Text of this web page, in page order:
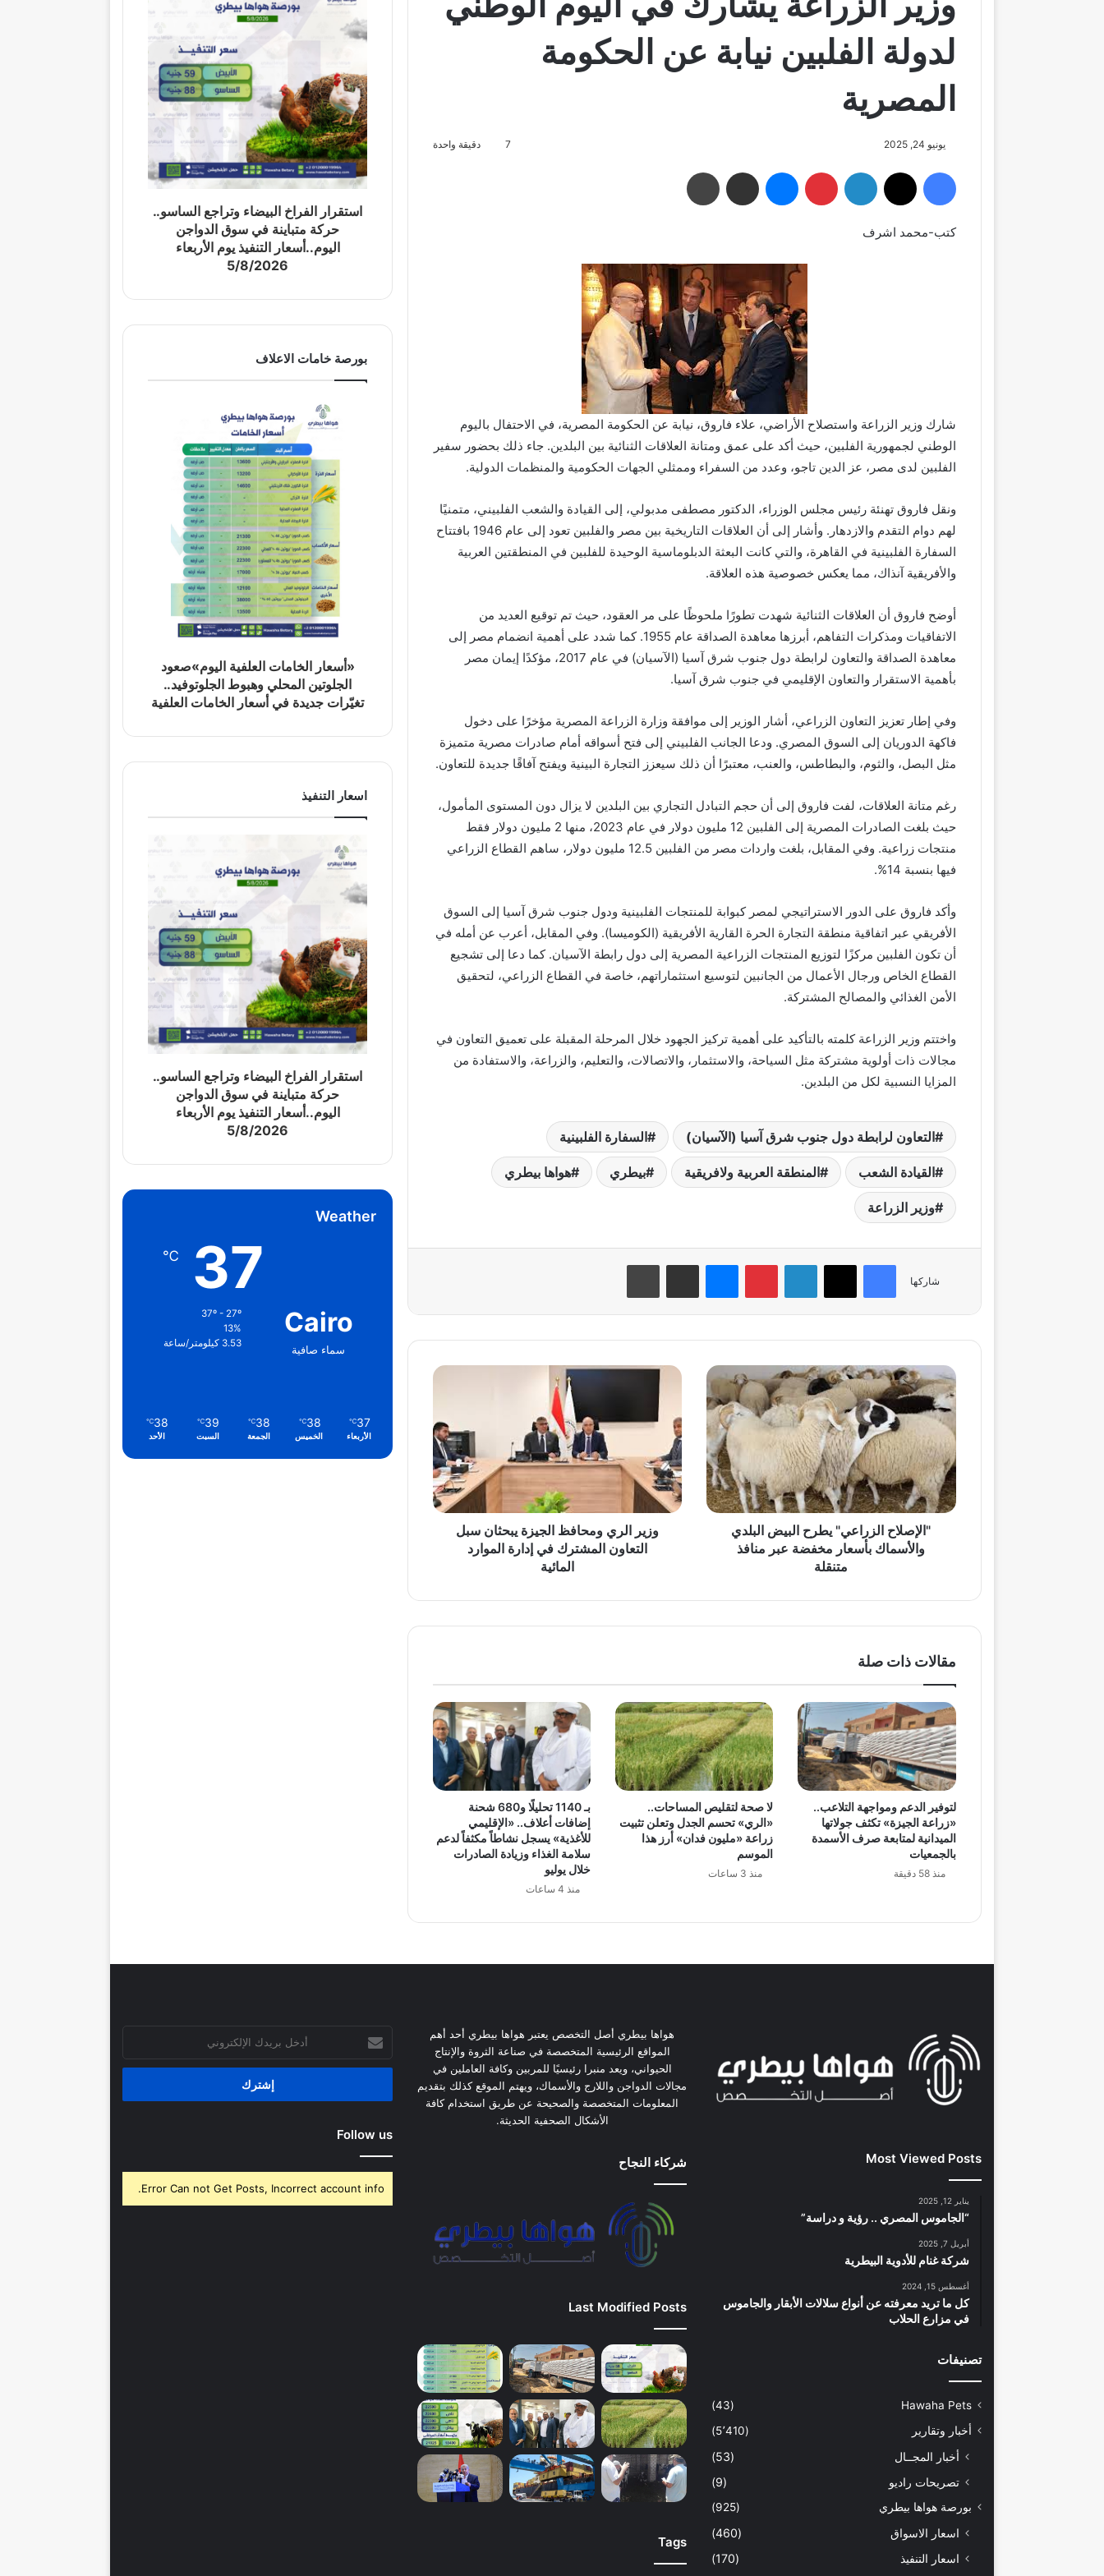
لدولة الفلبين نيابة عن الحكومة
المصرية
يونيو 24, 2025 7 دقيقة واحدة
فيسبوك لينكدإن بينتيريست ماسنجر مشاركة عبر البريد
كتب-محمد اشرف
شارك وزير الزراعة واستصلاح الأراضي، علاء فاروق، نيابة عن الحكومة المصرية، في الاحتفال باليوم
الوطني لجمهورية الفلبين، حيث أكد على عمق ومتانة العلاقات الثنائية بين البلدين. جاء ذلك بحضور سفير
الفلبين لدى مصر، عز الدين تاجو، وعدد من السفراء وممثلي الجهات الحكومية والمنظمات الدولية.
ونقل فاروق تهنئة رئيس مجلس الوزراء، الدكتور مصطفى مدبولي، إلى القيادة والشعب الفلبيني، متمنيًا
لهم دوام التقدم والازدهار. وأشار إلى أن العلاقات التاريخية بين مصر والفلبين تعود إلى عام 1946 بافتتاح
السفارة الفلبينية في القاهرة، والتي كانت البعثة الدبلوماسية الوحيدة للفلبين في المنطقتين العربية
والأفريقية آنذاك، مما يعكس خصوصية هذه العلاقة.
أوضح فاروق أن العلاقات الثنائية شهدت تطورًا ملحوظًا على مر العقود، حيث تم توقيع العديد من
الاتفاقيات ومذكرات التفاهم، أبرزها معاهدة الصداقة عام 1955. كما شدد على أهمية انضمام مصر إلى
معاهدة الصداقة والتعاون لرابطة دول جنوب شرق آسيا (الآسيان) في عام 2017، مؤكدًا إيمان مصر
بأهمية الاستقرار والتعاون الإقليمي في جنوب شرق آسيا.
وفي إطار تعزيز التعاون الزراعي، أشار الوزير إلى موافقة وزارة الزراعة المصرية مؤخرًا على دخول
فاكهة الدوريان إلى السوق المصري. ودعا الجانب الفلبيني إلى فتح أسواقه أمام صادرات مصرية متميزة
مثل البصل، والثوم، والبطاطس، والعنب، معتبرًا أن ذلك سيعزز التجارة البينية ويفتح آفاقًا جديدة للتعاون.
رغم متانة العلاقات، لفت فاروق إلى أن حجم التبادل التجاري بين البلدين لا يزال دون المستوى المأمول،
حيث بلغت الصادرات المصرية إلى الفلبين 12 مليون دولار في عام 2023، منها 2 مليون دولار فقط
منتجات زراعية. وفي المقابل، بلغت واردات مصر من الفلبين 12.5 مليون دولار، ساهم القطاع الزراعي
فيها بنسبة 14%.
وأكد فاروق على الدور الاستراتيجي لمصر كبوابة للمنتجات الفلبينية ودول جنوب شرق آسيا إلى السوق
الأفريقي عبر اتفاقية منطقة التجارة الحرة القارية الأفريقية (الكوميسا). وفي المقابل، أعرب عن أمله في
أن تكون الفلبين مركزًا لتوزيع المنتجات الزراعية المصرية إلى دول رابطة الآسيان. كما دعا إلى تشجيع
القطاع الخاص ورجال الأعمال من الجانبين لتوسيع استثماراتهم، خاصة في القطاع الزراعي، لتحقيق
الأمن الغذائي والمصالح المشتركة.
واختتم وزير الزراعة كلمته بالتأكيد على أهمية تركيز الجهود خلال المرحلة المقبلة على تعميق التعاون في
مجالات ذات أولوية مشتركة مثل السياحة، والاستثمار، والاتصالات، والتعليم، والزراعة، والاستفادة من
المزايا النسبية لكل من البلدين.
التعاون لرابطة دول جنوب شرق آسيا (الآسيان) السفارة الفلبينية
القيادة الشعب المنطقة العربية ولافريقية بيطري هواها بيطري
وزير الزراعة
شاركها
فيسبوك ‫X لينكدإن بينتيريستماسنجر مشاركة عبر البريد طباعة
"الإصلاح
الزراعي"
يطرح
البيض
البلدي
والأسماك
بأسعار
مخفضة
عبر
"الإصلاح الزراعي" يطرح البيض البلدي
والأسماك بأسعار مخفضة عبر منافذ
متنقلة
وزير
ومحافظ
الجيزة
يبحثان
سبل
التعاون
المشترك
في
وزير الري ومحافظ الجيزة يبحثان سبل
التعاون المشترك في إدارة الموارد
المائية
مقالات ذات صلة
لتوفير الدعم ومواجهة التلاعب..
«زراعة الجيزة» تكثف جولاتها
الميدانية لمتابعة صرف الأسمدة
بالجمعيات
منذ 58 دقيقة
لا صحة لتقليص المساحات..
«الري» تحسم الجدل وتعلن تثبيت
زراعة «مليون فدان» أرز هذا
الموسم
منذ 3 ساعات
بـ 1140 تحليلًا و680 شحنة
إضافات أعلاف.. «الإقليمي
للأغذية» يسجل نشاطاً مكثفاً لدعم
سلامة الغذاء وزيادة الصادرات
خلال يوليو
منذ 4 ساعات
استقرار الفراخ البيضاء وتراجع الساسو..
حركة متباينة في سوق الدواجن
اليوم..أسعار التنفيذ يوم الأربعاء
5/8/2026
بورصة خامات الاعلاف
«أسعار الخامات العلفية اليوم»صعود
الجلوتين المحلي وهبوط الجلوتوفيد..
تغيّرات جديدة في أسعار الخامات العلفية
اسعار التنفيذ
استقرار الفراخ البيضاء وتراجع الساسو..
حركة متباينة في سوق الدواجن
اليوم..أسعار التنفيذ يوم الأربعاء
5/8/2026
Weather
Cairo
سماء صافية
37
℃
37º - 27º
13%
3.53 كيلومتر/ساعة
37
℃
الأربعاء
38
℃
الخميس
38
℃
الجمعة
39
℃
السبت
38
℃
الأحد
Most Viewed Posts
يناير 12, 2025
“الجاموس المصري .. رؤية و دراسة”
أبريل 7, 2025
شركة غنام للأدوية البيطرية
أغسطس 15, 2024
كل ما تريد معرفته عن أنواع سلالات الأبقار والجاموس
في مزارع الحلاب
تصنيفات
Hawaha Pets
(43)
أخبار وتقارير
(5٬410)
أخبار المجــال
(53)
تصريحات راديو
(9)
بورصة هواها بيطري (925)
اسعار الاسواق
(460)
اسعار التنفيذ
(170)
هواها بيطري أصل التخصص يعتبر هواها بيطري أحد أهم
المواقع الرئيسية المتخصصة في صناعة الثروة والإنتاج
الحيواني، ويعد منبرا رئيسيًا للمربين وكافة العاملين في
مجالات الدواجن واللارج والأسماك، ويهتم الموقع كذلك بتقديم
المعلومات المتخصصة والصحيحة عن طريق استخدام كافة
الأشكال الصحفية الحديثة.
شركاء النجاح
Last Modified Posts
Tags
بريدك
الإلكتروني
Follow us
Error Can not Get Posts, Incorrect account info.